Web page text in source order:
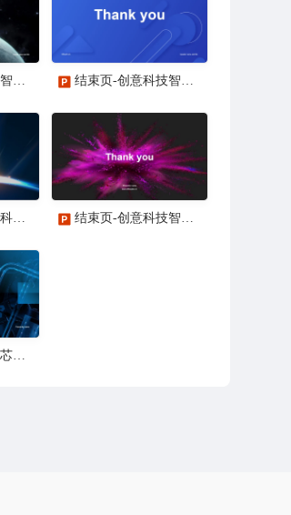
结束页-创意商务科技智能工作总结PPT主题
结束页-科技智能芯片PPT主题